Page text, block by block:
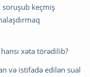
keçmiş
xəta törədilib?
və istifadə edilən sual